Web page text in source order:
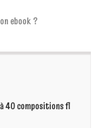
ebook ?
40 compositions fl